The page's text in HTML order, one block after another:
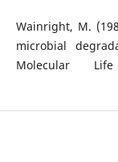
- Wainright, M.
microbial
Molecular